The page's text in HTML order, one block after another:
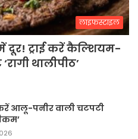
लाइफस्टाइल
दूर! ट्राई करें कैल्शियम-
थालीपीठ’
आलू-पनीर वाली चटपटी